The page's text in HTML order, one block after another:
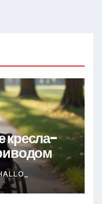
кресла-